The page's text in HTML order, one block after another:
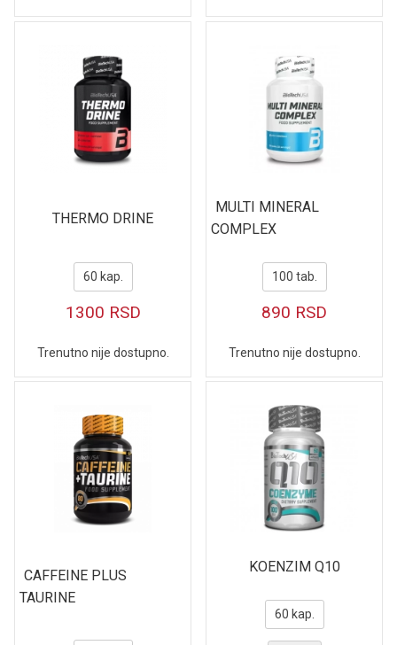
THERMO DRINE
60 kap.
1300 RSD
Trenutno nije dostupno.
MULTI MINERAL
COMPLEX
100 tab.
890 RSD
Trenutno nije dostupno.
CAFFEINE PLUS
TAURINE
KOENZIM Q10
60 kap.